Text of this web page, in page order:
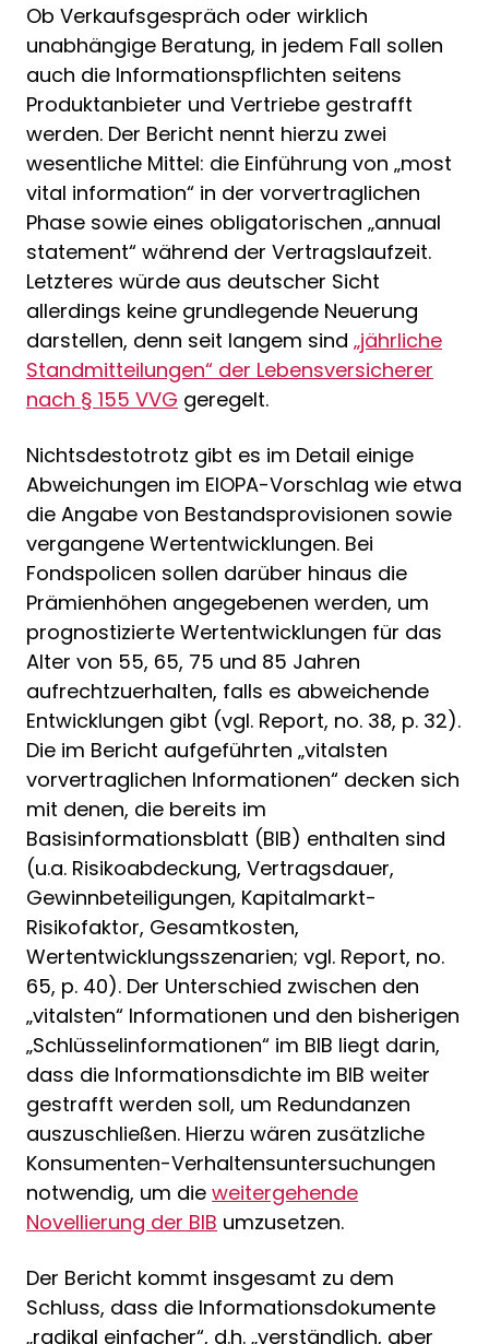
Ob Verkaufsgespräch oder wirklich
unabhängige Beratung, in jedem Fall sollen
auch die Informationspflichten seitens
Produktanbieter und Vertriebe gestrafft
werden. Der Bericht nennt hierzu zwei
wesentliche Mittel: die Einführung von „most
vital information“ in der vorvertraglichen
Phase sowie eines obligatorischen „annual
statement“ während der Vertragslaufzeit.
Letzteres würde aus deutscher Sicht
allerdings keine grundlegende Neuerung
darstellen, denn seit langem sind „jährliche
Standmitteilungen“ der Lebensversicherer
nach § 155 VVG geregelt.
Nichtsdestotrotz gibt es im Detail einige
Abweichungen im EIOPA-Vorschlag wie etwa
die Angabe von Bestandsprovisionen sowie
vergangene Wertentwicklungen. Bei
Fondspolicen sollen darüber hinaus die
Prämienhöhen angegebenen werden, um
prognostizierte Wertentwicklungen für das
Alter von 55, 65, 75 und 85 Jahren
aufrechtzuerhalten, falls es abweichende
Entwicklungen gibt (vgl. Report, no. 38, p. 32).
Die im Bericht aufgeführten „vitalsten
vorvertraglichen Informationen“ decken sich
mit denen, die bereits im
Basisinformationsblatt (BIB) enthalten sind
(u.a. Risikoabdeckung, Vertragsdauer,
Gewinnbeteiligungen, Kapitalmarkt-
Risikofaktor, Gesamtkosten,
Wertentwicklungsszenarien; vgl. Report, no.
65, p. 40). Der Unterschied zwischen den
„vitalsten“ Informationen und den bisherigen
„Schlüsselinformationen“ im BIB liegt darin,
dass die Informationsdichte im BIB weiter
gestrafft werden soll, um Redundanzen
auszuschließen. Hierzu wären zusätzliche
Konsumenten-Verhaltensuntersuchungen
notwendig, um die weitergehende
Novellierung der BIB umzusetzen.
Der Bericht kommt insgesamt zu dem
Schluss, dass die Informationsdokumente
„radikal einfacher“, d.h. „verständlich, aber